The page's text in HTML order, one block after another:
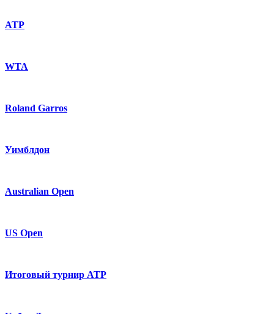
ATP
WTA
Roland Garros
Уимблдон
Australian Open
US Open
Итоговый турнир ATP